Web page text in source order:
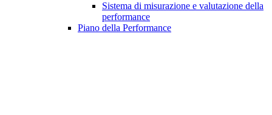
Sistema di misurazione e valutazione della
performance
Piano della Performance